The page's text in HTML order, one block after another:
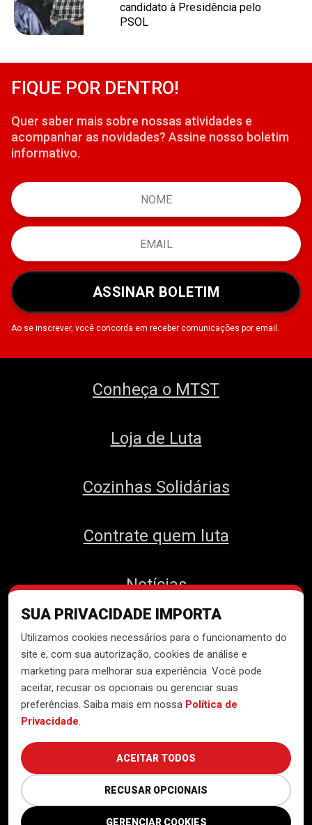
candidato à Presidência pelo
PSOL
SUA PRIVACIDADE IMPORTA
Utilizamos cookies necessários para o funcionamento do
site e, com sua autorização, cookies de análise e
marketing para melhorar sua experiência. Você pode
aceitar, recusar os opcionais ou gerenciar suas
preferências. Saiba mais em nossa Política de
Privacidade.
ACEITAR TODOS
RECUSAR OPCIONAIS
GERENCIAR COOKIES
FIQUE POR DENTRO!
Quer saber mais sobre nossas atividades e
acompanhar as novidades? Assine nosso boletim
informativo.
ASSINAR BOLETIM
Ao se inscrever, você concorda em receber comunicações por email.
Conheça o MTST
Loja de Luta
Cozinhas Solidárias
Contrate quem luta
Notícias
Contato
Desenvolvido peloNúcleo de
Tecnologia do MTST